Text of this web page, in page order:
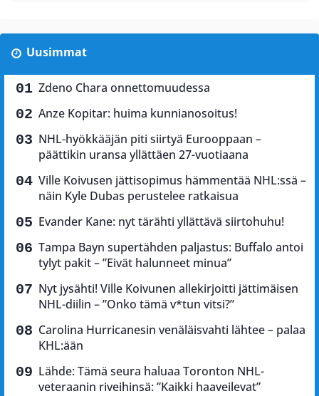
Uusimmat
Zdeno Chara onnettomuudessa
Anze Kopitar: huima kunnianosoitus!
NHL-hyökkääjän piti siirtyä Eurooppaan –
päättikin uransa yllättäen 27-vuotiaana
Ville Koivusen jättisopimus hämmentää NHL:ssä –
näin Kyle Dubas perustelee ratkaisua
Evander Kane: nyt tärähti yllättävä siirtohuhu!
Tampa Bayn supertähden paljastus: Buffalo antoi
tylyt pakit – ”Eivät halunneet minua”
Nyt jysähti! Ville Koivunen allekirjoitti jättimäisen
NHL-diilin – ”Onko tämä v*tun vitsi?”
Carolina Hurricanesin venäläisvahti lähtee – palaa
KHL:ään
Lähde: Tämä seura haluaa Toronton NHL-
veteraanin riveihinsä: ”Kaikki haaveilevat”